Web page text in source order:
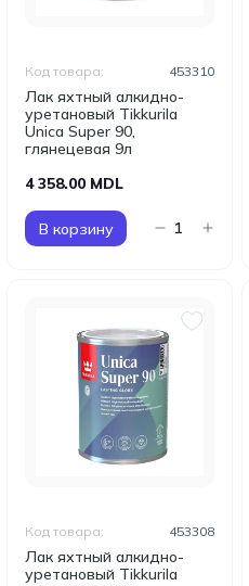
Лак яхтный алкидно-
уретановый Tikkurila
Unica Super 90,
глянецевая 9л
Код товара: 453310
4 358.00 MDL
В корзину
Лак яхтный алкидно-
уретановый Tikkurila
Код товара: 453308